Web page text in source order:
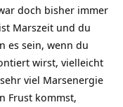
doch bisher immer
Marszeit und du
es sein, wenn du
wirst, vielleicht
viel Marsenergie
Frust kommst,